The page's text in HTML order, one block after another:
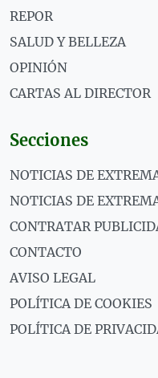
REPOR
SALUD Y BELLEZA
OPINIÓN
CARTAS AL DIRECTOR
Secciones
NOTICIAS DE
NOTICIAS DE
CONTRATAR
CONTACTO
AVISO LEGAL
POLÍTICA DE COOKIES
POLÍTICA DE